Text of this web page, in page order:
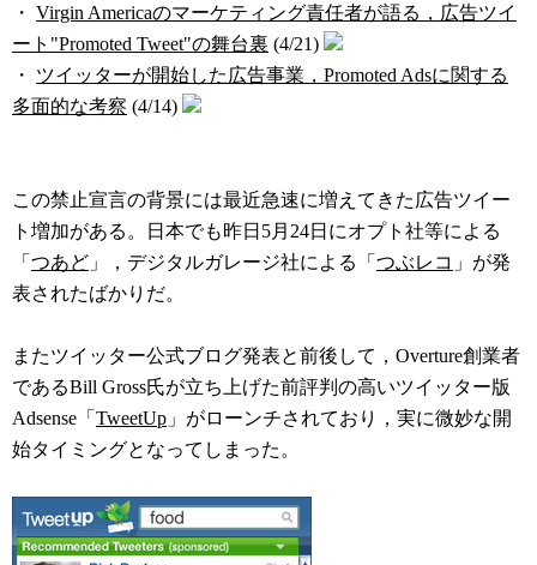
・ Virgin Americaのマーケティング責任者が語る，広告ツイ
ート"Promoted Tweet"の舞台裏 (4/21)
・ ツイッターが開始した広告事業，Promoted Adsに関する
多面的な考察 (4/14)
この禁止宣言の背景には最近急速に増えてきた広告ツイー
ト増加がある。日本でも昨日5月24日にオプト社等による
「 つあど 」，デジタルガレージ社による「 つぶレコ 」が発
表されたばかりだ。
またツイッター公式ブログ発表と前後して，Overture創業者
であるBill Gross氏が立ち上げた前評判の高いツイッター版
Adsense「 TweetUp 」がローンチされており，実に微妙な開
始タイミングとなってしまった。